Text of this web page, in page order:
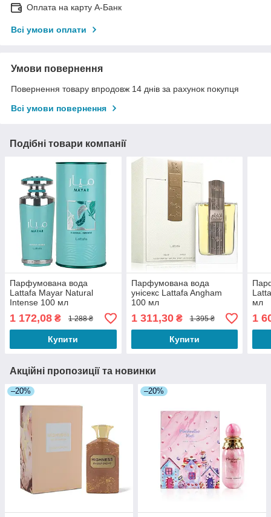
Оплата на карту А-Банк
Всі умови оплати
Умови повернення
Повернення товару впродовж 14 днів за рахунок покупця
Всі умови повернення
Подібні товари компанії
Парфумована вода
Lattafa Mayar Natural
Intense 100 мл
1 172,08 ₴ 1 288 ₴
Купити
Парфумована вода
унісекс Lattafa Angham
100 мл
1 311,30₴ 1 395 ₴
Купити
мл
1
Акційні пропозиції та новинки
–20% –20%